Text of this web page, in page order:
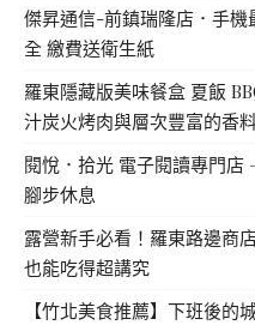
傑昇通信-前鎮瑞隆店．手
全 繳費送衛生紙
羅東隱藏版美味餐盒 夏飯
汁炭火烤肉與層次豐富的香
閱悅．拾光 電子閱讀專門店
腳步休息
露營新手必看！羅東路邊商
也能吃得超講究
【竹北美食推薦】下班後的